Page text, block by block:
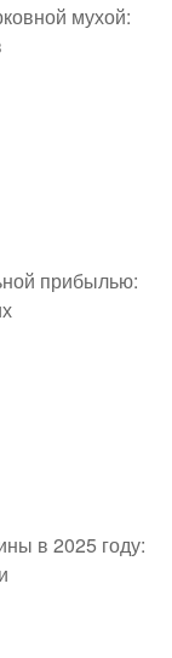
мухой:
прибылью:
в 2025 году: